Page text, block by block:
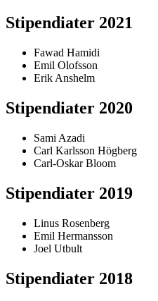
Stipendiater 2021
Fawad Hamidi
Emil Olofsson
Erik Anshelm
Stipendiater 2020
Sami Azadi
Carl Karlsson Högberg
Carl-Oskar Bloom
Stipendiater 2019
Linus Rosenberg
Emil Hermansson
Joel Utbult
Stipendiater 2018